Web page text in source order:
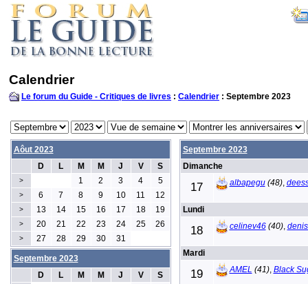
Calendrier
Le forum du Guide - Critiques de livres : Calendrier : Septembre 2023
Aôut 2023
D
L M M J V S
> 1 2 3 4 5
> 6 7 8 9 10 11 12
> 13 14 15 16 17 18 19
> 20 21 22 23 24 25 26
> 27 28 29 30 31
Septembre 2023
Dimanche
17 albapegu(48),
Lundi
18 celinev46(40),
Mardi
19 AMEL (41), Black
Septembre 2023
D
L M M J V S